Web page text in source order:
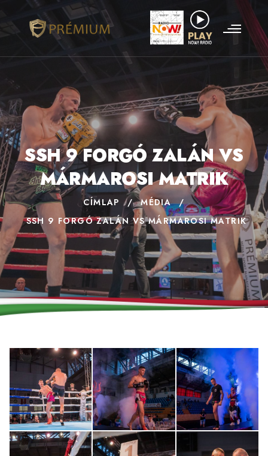
SSH 9 FORGÓ ZALÁN VS
MÁRMAROSI MATRIK
CÍMLAP / MÉDIA
/
SSH 9 FORGÓ ZALÁN VS MÁRMAROSI MATRIK